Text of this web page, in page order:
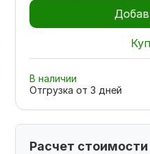
В наличии
Отгрузка от 3 дней
Расчет